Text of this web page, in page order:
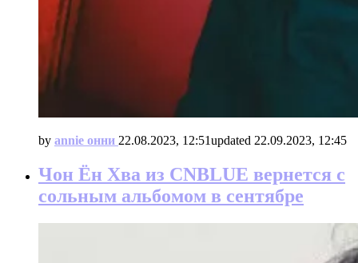
by annie онни 22.08.2023, 12:51updated 22.09.2023, 12:45
Чон Ён Хва из CNBLUE вернется с
сольным альбомом в сентябре